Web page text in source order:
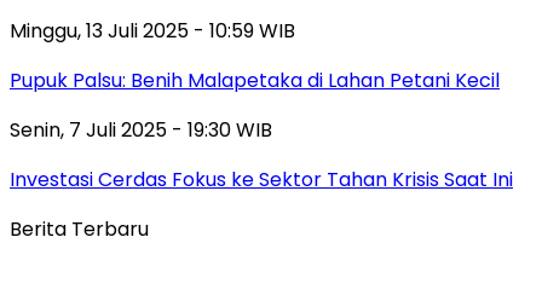
Minggu, 13 Juli 2025 - 10:59 WIB
Pupuk Palsu: Benih Malapetaka di Lahan Petani Kecil
Senin, 7 Juli 2025 - 19:30 WIB
Investasi Cerdas Fokus ke Sektor Tahan Krisis Saat Ini
Berita Terbaru